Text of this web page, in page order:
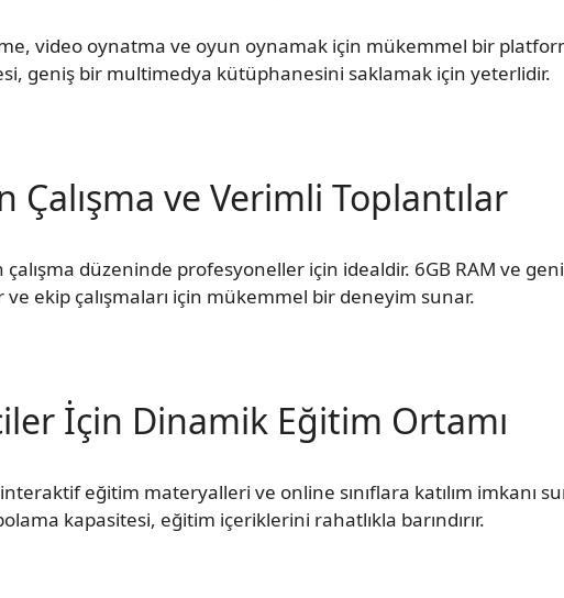
video oynatma ve oyun oynamak için mükemmel bir
geniş bir multimedya kütüphanesini saklamak için yeterlidir.
Çalışma ve Verimli Toplantılar
çalışma düzeninde profesyoneller için idealdir. 6GB RAM ve
ve ekip çalışmaları için mükemmel bir deneyim sunar.
İçin Dinamik Eğitim Ortamı
eğitim materyalleri ve online sınıflara katılım imkanı
kapasitesi, eğitim içeriklerini rahatlıkla barındırır.